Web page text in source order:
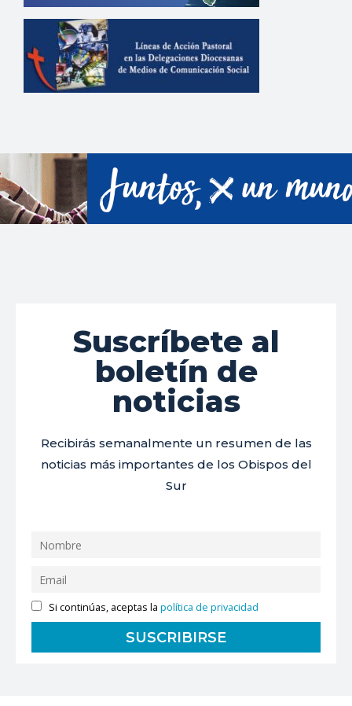
Suscríbete al
boletín de
noticias
Recibirás semanalmente un resumen de las
noticias más importantes de los Obispos del
Sur
Si continúas, aceptas lapolítica de privacidad